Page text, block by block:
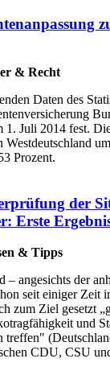
& Recht
Daten des
1. Juli 2014 fest.
Westdeutschland
Prozent.
der
Erste
& Tipps
– angesichts der
seit einiger Zeit
zum Ziel gesetzt
und
treffen"
CDU, CSU